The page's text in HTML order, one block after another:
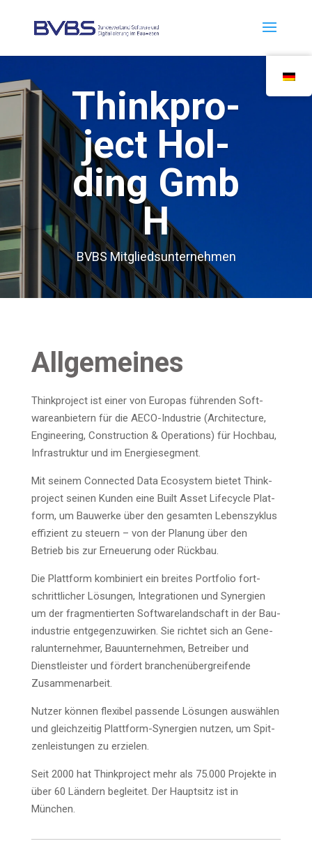
Think­pro­
ject Hol­
ding Gmb
H
BVBS Mit­glieds­un­ter­neh­men
All­ge­mei­nes
Think­pro­ject ist einer von Euro­pas füh­ren­den Soft­
ware­an­bie­tern für die AECO-Indus­trie (Archi­tec­tu­re,
Engi­nee­ring, Con­s­truc­tion & Ope­ra­ti­ons) für Hoch­bau,
Infra­struk­tur und im Energiesegment.
Mit sei­nem Con­nec­ted Data Eco­sys­tem bie­tet Think­
pro­ject sei­nen Kun­den eine Built Asset Life­cy­cle Plat­
form, um Bau­wer­ke über den gesam­ten Lebens­zy­klus
effi­zi­ent zu steu­ern – von der Pla­nung über den
Betrieb bis zur Erneue­rung oder Rückbau.
Die Platt­form kom­bi­niert ein brei­tes Port­fo­lio fort­
schritt­li­cher Lösun­gen, Inte­gra­tio­nen und Syn­er­gien
um der frag­men­tier­ten Soft­ware­land­schaft in der Bau­
in­dus­trie ent­ge­gen­zu­wir­ken. Sie rich­tet sich an Gene­
ral­un­ter­neh­mer, Bau­un­ter­neh­men, Betrei­ber und
Dienst­leis­ter und för­dert bran­chen­über­grei­fen­de
Zusammenarbeit.
Nut­zer kön­nen fle­xi­bel pas­sen­de Lösun­gen aus­wäh­len
und gleich­zei­tig Platt­form-Syn­er­gien nut­zen, um Spit­
zen­leis­tun­gen zu erzielen.
Seit 2000 hat Think­pro­ject mehr als 75.000 Pro­jek­te in
über 60 Län­dern beglei­tet. Der Haupt­sitz ist in
München.